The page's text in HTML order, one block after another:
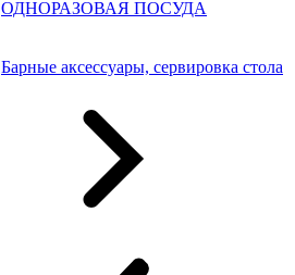
ОДНОРАЗОВАЯ ПОСУДА
Барные аксессуары, сервировка стола